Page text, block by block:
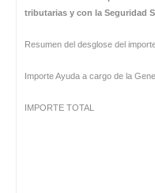
tributarias y con la Seguridad
Resumen del desglose del
Importe Ayuda a cargo de
IMPORTE